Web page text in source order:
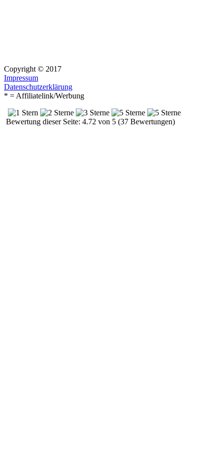
Copyright © 2017
Impressum
Datenschutzerklärung
* = Affiliatelink/Werbung
Bewertung dieser Seite: 4.72 von 5 (37 Bewertungen)